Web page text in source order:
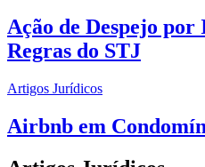
Ação de Despejo
Regras do STJ
Artigos Jurídicos
Airbnb em